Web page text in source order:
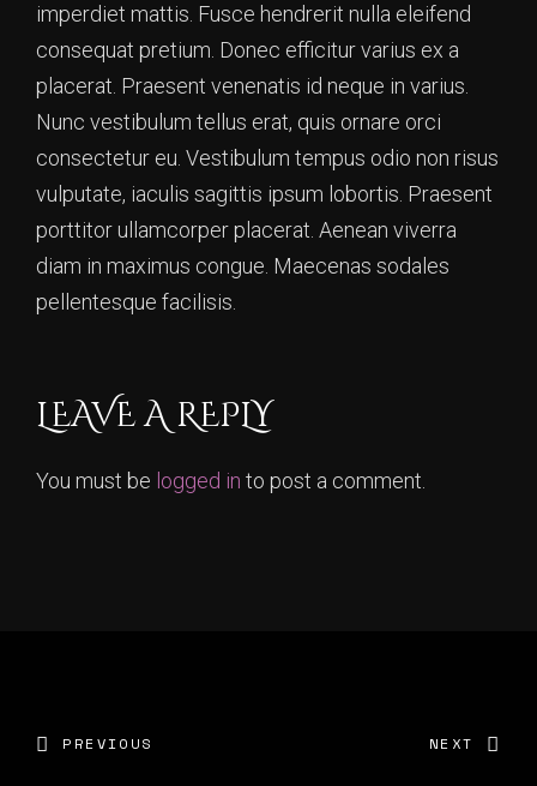
imperdiet mattis. Fusce hendrerit nulla eleifend
consequat pretium. Donec efficitur varius ex a
placerat. Praesent venenatis id neque in varius.
Nunc vestibulum tellus erat, quis ornare orci
consectetur eu. Vestibulum tempus odio non risus
vulputate, iaculis sagittis ipsum lobortis. Praesent
porttitor ullamcorper placerat. Aenean viverra
diam in maximus congue. Maecenas sodales
pellentesque facilisis.
LEAVE A REPLY
You must be logged in to post a comment.
PREVIOUS NEXT